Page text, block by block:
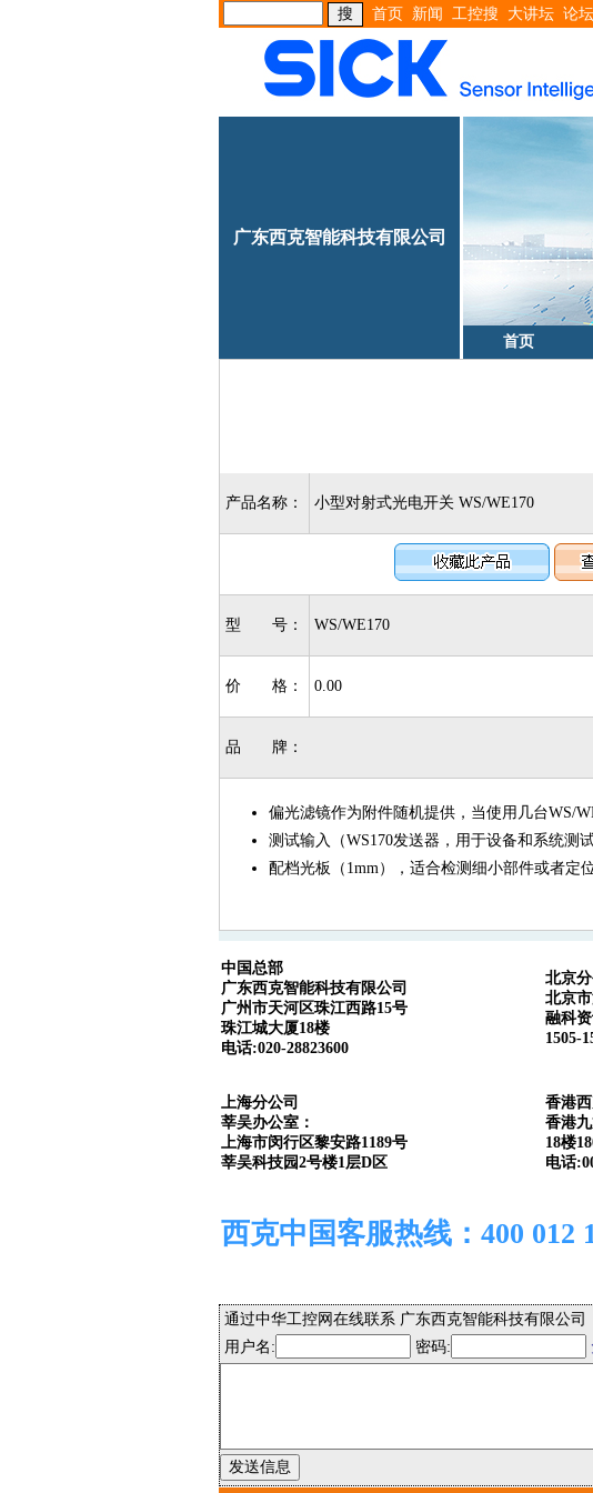
首页 新闻 工控搜 大讲坛 论坛
广东西克智能科技有限公司
首页
产品名称： 小型对射式光电开关 WS/WE170
型 号： WS/WE170
价 格： 0.00
品 牌：
偏光滤镜作为附件随机提供，当使用几台WS/
测试输入（WS170发送器，用于设备和系统测试
配档光板（1mm），适合检测细小部件或者定
中国总部
广东西克智能科技有限公司
广州市天河区珠江西路15号
珠江城大厦18楼
电话:020-28823600
北京分
北京
融科
1505-
上海分公司
莘吴办公室：
上海市闵行区黎安路1189号
莘吴科技园2号楼1层D区
香港
香港
18楼
电话
西克中国客服热线：400 012
通过中华工控网在线联系 广东西克智能科技有限公司
用户名:
密码: